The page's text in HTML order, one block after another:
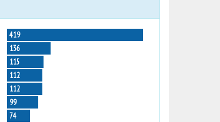
419
136
115
112
112
99
74